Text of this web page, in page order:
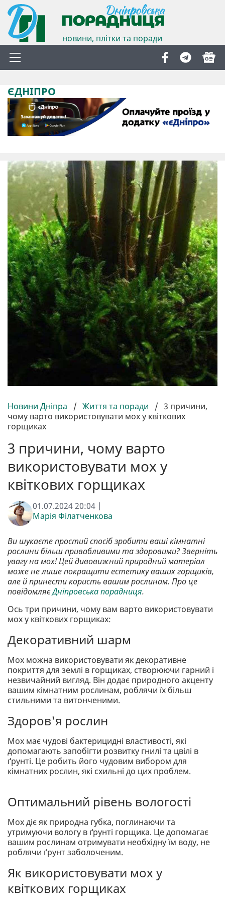
новини, плітки та поради
ЄДНІПРО
Новини Дніпра / Життя та поради / 3 причини,
чому варто використовувати мох у квіткових
горщиках
3 причини, чому варто
використовувати мох у
квіткових горщиках
01.07.2024 20:04 |
Марія Філатченкова
Ви шукаєте простий спосіб зробити ваші кімнатні
рослини більш привабливими та здоровими? Зверніть
увагу на мох! Цей дивовижний природний матеріал
може не лише покращити естетику ваших горщиків,
але й принести користь вашим рослинам. Про це
повідомляєДніпровська порадниця.
Ось три причини, чому вам варто використовувати
мох у квіткових горщиках:
Декоративний шарм
Мох можна використовувати як декоративне
покриття для землі в горщиках, створюючи гарний і
незвичайний вигляд. Він додає природного акценту
вашим кімнатним рослинам, роблячи їх більш
стильними та витонченими.
Здоров'я рослин
Мох має чудові бактерицидні властивості, які
допомагають запобігти розвитку гнилі та цвілі в
ґрунті. Це робить його чудовим вибором для
кімнатних рослин, які схильні до цих проблем.
Оптимальний рівень вологості
Мох діє як природна губка, поглинаючи та
утримуючи вологу в ґрунті горщика. Це допомагає
вашим рослинам отримувати необхідну їм воду, не
роблячи ґрунт заболоченим.
Як використовувати мох у
квіткових горщиках